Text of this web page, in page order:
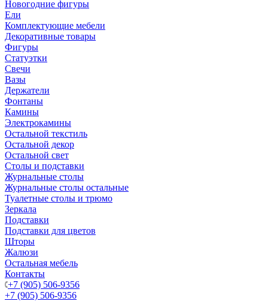
Новогодние фигуры
Ели
Комплектующие мебели
Декоративные товары
Фигуры
Статуэтки
Свечи
Вазы
Держатели
Фонтаны
Камины
Электрокамины
Остальной текстиль
Остальной декор
Остальной свет
Столы и подставки
Журнальные столы
Журнальные столы остальные
Туалетные столы и трюмо
Зеркала
Подставки
Подставки для цветов
Шторы
Жалюзи
Остальная мебель
Контакты
+7 (905) 506-9356
+7 (905) 506-9356